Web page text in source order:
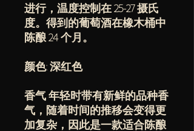
进行，温度控制在 25-27 摄氏
度。得到的葡萄酒在橡木桶中
陈酿 24 个月。
颜色: 深红色
香气 年轻时带有新鲜的品种香
气，随着时间的推移会变得更
加复杂，因此是一款适合陈酿